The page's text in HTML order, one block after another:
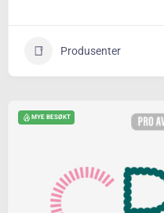
Produsenter
MYE BESØKT